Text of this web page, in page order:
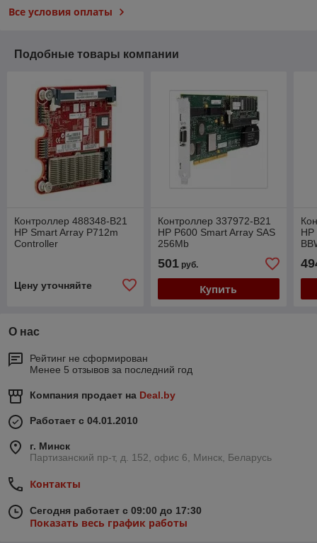
Все условия оплаты
Подобные товары компании
Контроллер 488348-B21
HP Smart Array P712m
Controller
Цену уточняйте
Контроллер 337972-B21
HP P600 Smart Array SAS
256Mb
501руб.
Купить
О нас
Рейтинг не сформирован
Менее 5 отзывов за последний год
Компания продает на Deal.by
Работает с 04.01.2010
г. Минск
Партизанский пр-т, д. 152, офис 6, Минск, Беларусь
Контакты
Сегодня работает с 09:00 до 17:30
Показать весь график работы